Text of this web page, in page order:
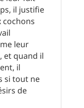
il justifie
cochons
leur
et quand il
il
si tout ne
de